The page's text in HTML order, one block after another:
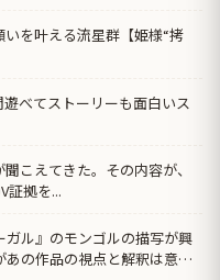
いを叶える流星群【姫様“拷
遊べてストーリーも面白いス
こえてきた。その内容が、
証拠を...
ル』のモンゴルの描写が興
の作品の視点と解釈は意外